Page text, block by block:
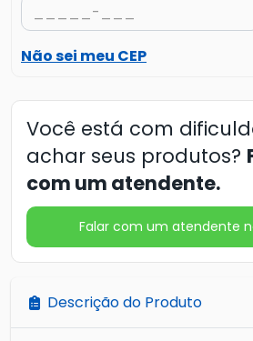
Não sei meu CEP
Você está com
achar seus produtos?
com um atendente.
Falar com um atendente
Descrição do Produto